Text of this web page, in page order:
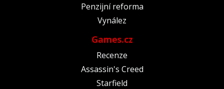
Penzijní reforma
Vynález
Games.cz
Recenze
Assassin's Creed
Starfield